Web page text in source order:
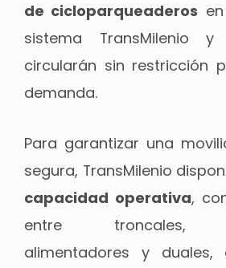
de cicloparqueaderos
sistema TransMilenio y
circularán sin restricción
demanda.
Para garantizar una
segura, TransMilenio
capacidad operativa,
entre troncales,
alimentadores y